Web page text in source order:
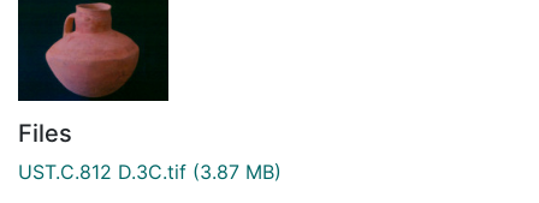
Documents
Files
UST.C.812 D.3C.tif (3.87 MB)